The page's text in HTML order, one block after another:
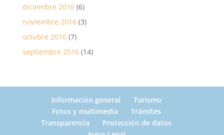
diciembre 2016(6)
noviembre 2016(3)
octubre 2016(7)
septiembre 2016(14)
Información general
Turismo
Fotos y multimedia
Trámites
Transparencia
Protección de datos